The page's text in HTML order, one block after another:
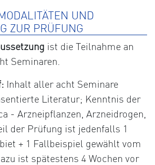
UND
ZUR PRÜFUNG
ist die Teilnahme an
Seminaren.
Inhalt aller acht Seminare
Literatur; Kenntnis der
- Arzneipflanzen, Arzneidrogen,
der Prüfung ist jedenfalls 1
+ 1 Fallbeispiel gewählt vom
ist spätestens 4 Wochen vor